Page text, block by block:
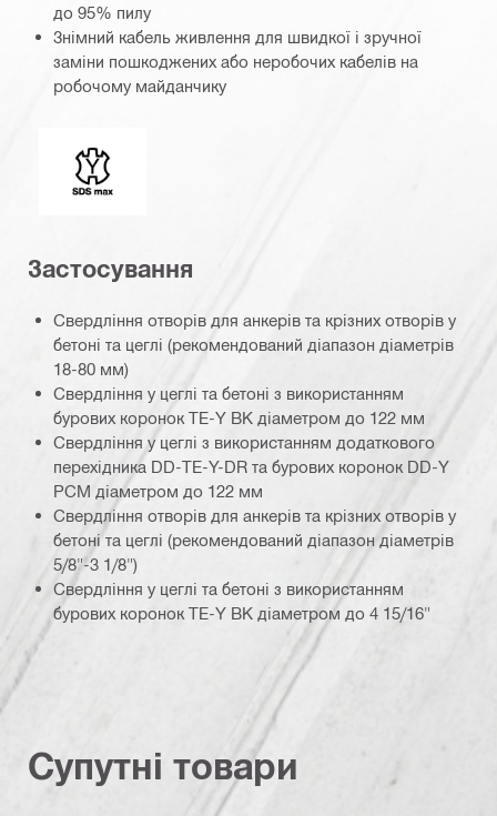
до 95% пилу
Знімний кабель живлення для швидкої і зручної
заміни пошкоджених або неробочих кабелів на
робочому майданчику
Хвостовик
Застосування
Свердління отворів для анкерів та крізних отворів у
бетоні та цеглі (рекомендований діапазон діаметрів
18-80 мм)
Свердління у цеглі та бетоні з використанням
бурових коронок TE-Y BK діаметром до 122 мм
Свердління у цеглі з використанням додаткового
перехідника DD-TE-Y-DR та бурових коронок DD-Y
PCM діаметром до 122 мм
Свердління отворів для анкерів та крізних отворів у
бетоні та цеглі (рекомендований діапазон діаметрів
5/8"-3 1/8")
Свердління у цеглі та бетоні з використанням
бурових коронок TE-Y BK діаметром до 4 15/16"
Супутні товари